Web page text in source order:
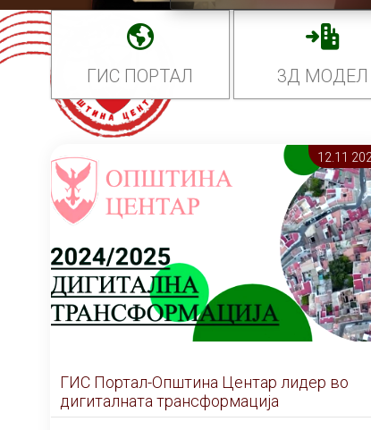
ГИС ПОРТАЛ 3Д МОДЕЛ
12.11
ГИС Портал-Општина Центар лидер во
дигиталната трансформација